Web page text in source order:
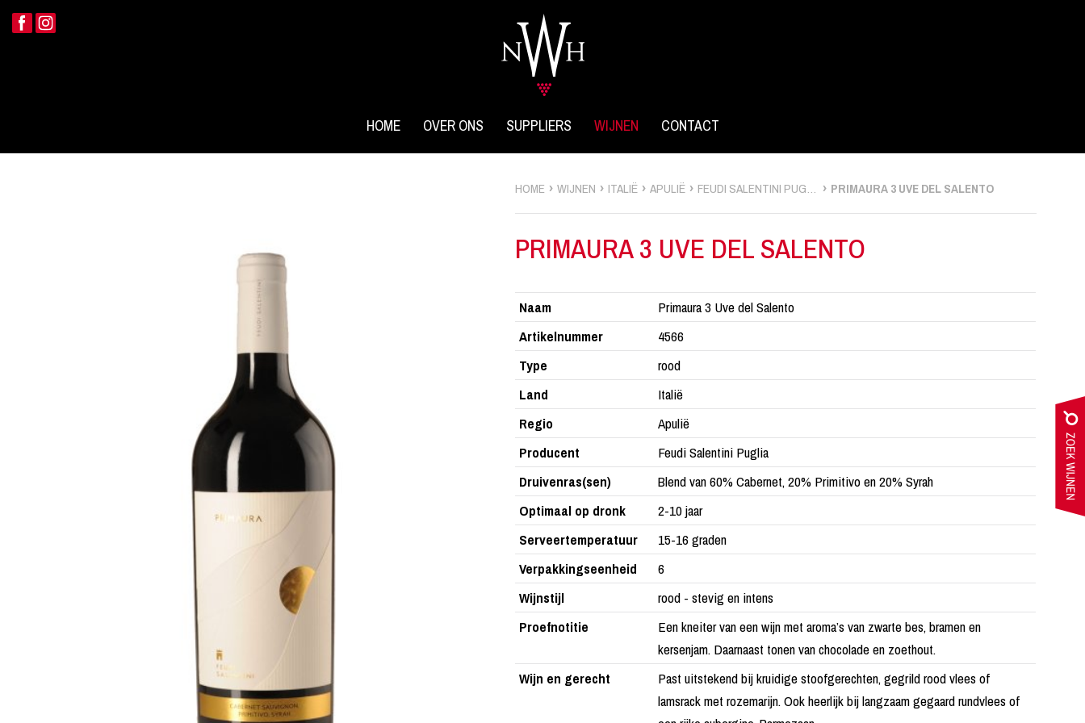
HOME OVER ONS SUPPLIERS WIJNEN CONTACT
HOME WIJNEN ITALIË APULIË FEUDI SALENTINI PUGLIA PRIMAURA 3 UVE DEL SALENTO
PRIMAURA 3 UVE DEL SALENTO
Naam
Primaura 3 Uve del Salento
Artikelnummer
4566
Type
rood
Land
Italië
Regio
Apulië
Producent
Feudi Salentini Puglia
Druivenras(sen)
Blend van 60% Cabernet, 20% Primitivo en 20% Syrah
Optimaal op dronk
2-10 jaar
Serveertemperatuur
15-16 graden
Verpakkingseenheid
6
Wijnstijl
rood - stevig en intens
Proefnotitie
Een kneiter van een wijn met aroma’s van zwarte bes, bramen en
kersenjam. Daarnaast tonen van chocolade en zoethout.
Wijn en gerecht
Past uitstekend bij kruidige stoofgerechten, gegrild rood vlees of
lamsrack met rozemarijn. Ook heerlijk bij langzaam gegaard rundvlees of